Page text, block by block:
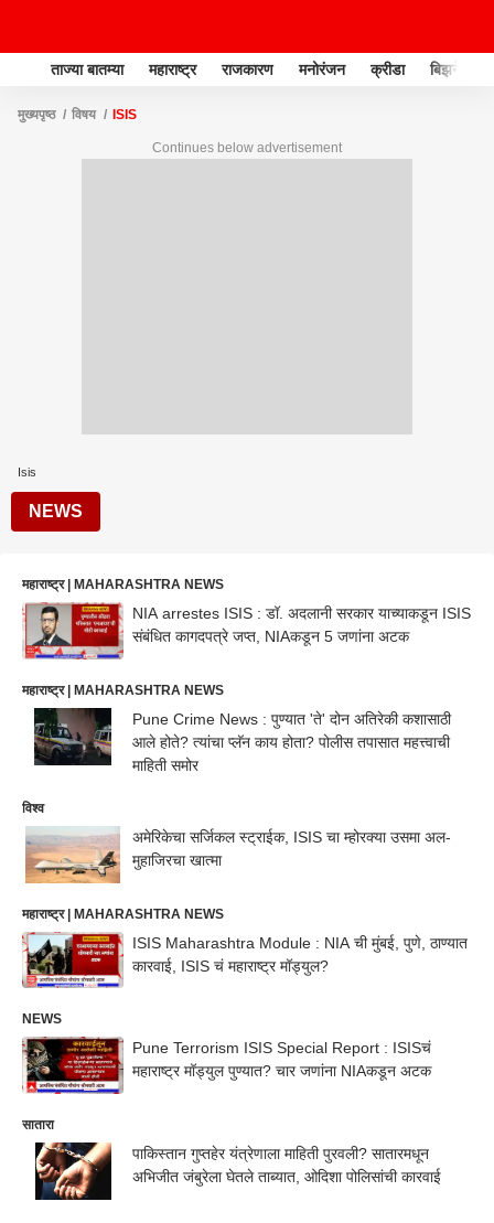
ताज्या बातम्या महाराष्ट्र राजकारण मनोरंजन क्रीडा बिझनेस
मुख्यपृष्ठ विषय ISIS
Continues below advertisement
Isis
NEWS
महाराष्ट्र | MAHARASHTRA NEWS
NIA arrestes ISIS : डॉ. अदलानी सरकार याच्याकडून ISIS
संबंधित कागदपत्रे जप्त, NIAकडून 5 जणांना अटक
महाराष्ट्र | MAHARASHTRA NEWS
Pune Crime News : पुण्यात 'ते' दोन अतिरेकी कशासाठी
आले होते? त्यांचा प्लॅन काय होता? पोलीस तपासात महत्त्वाची
माहिती समोर
विश्व
अमेरिकेचा सर्जिकल स्ट्राईक, ISIS चा म्होरक्या उसमा अल-
मुहाजिरचा खात्मा
महाराष्ट्र | MAHARASHTRA NEWS
ISIS Maharashtra Module : NIA ची मुंबई, पुणे, ठाण्यात
कारवाई, ISIS चं महाराष्ट्र मॉड्युल?
NEWS
Pune Terrorism ISIS Special Report : ISISचं
महाराष्ट्र मॉड्युल पुण्यात? चार जणांना NIAकडून अटक
सातारा
पाकिस्तान गुप्तहेर यंत्रेणाला माहिती पुरवली? सातारमधून
अभिजीत जंबुरेला घेतले ताब्यात, ओदिशा पोलिसांची कारवाई